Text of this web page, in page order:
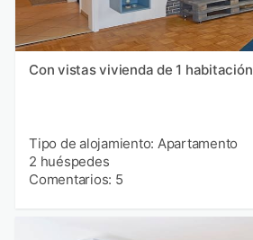
Con vistas vivienda de 1 habitación
Tipo de alojamiento: Apartamento
2 huéspedes
Comentarios: 5